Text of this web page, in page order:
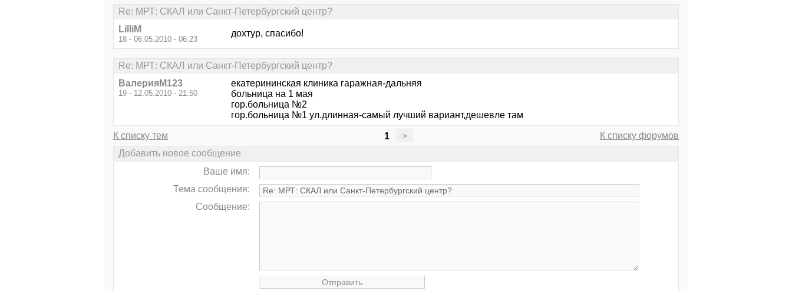
Re: МРТ: СКАЛ или Санкт-Петербургский центр?
LilliM
18 - 06.05.2010 - 06:23
дохтур, спасибо!
Re: МРТ: СКАЛ или Санкт-Петербургский центр?
ВалерияМ123
19 - 12.05.2010 - 21:50
екатерининская клиника гаражная-дальняя
больница на 1 мая
гор.больница №2
гор.больница №1 ул.длинная-самый лучший вариант,дешевле там
К списку тем 1 >
К списку форумов
Добавить новое сообщение
Ваше имя:
Тема сообщения:
Сообщение: